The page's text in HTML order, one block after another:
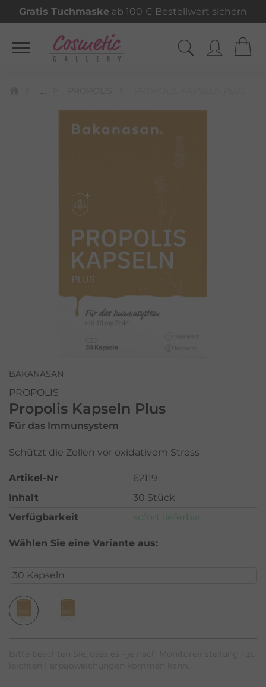
Gratis Tuchmaske ab 100 € Bestellwert sichern
...
BAKANASAN
PROPOLIS
Propolis Kapseln Plus
Für das Immunsystem
Schützt die Zellen vor oxidativem Stress
Artikel-Nr
62119
Inhalt
30 Stück
Verfügbarkeit
sofort lieferbar
Wählen Sie eine Variante aus: